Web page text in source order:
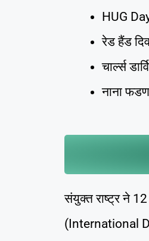
HUG
रेड हैंड
चार्ल्स
नाना
संयुक्त राष्ट्र ने
(International